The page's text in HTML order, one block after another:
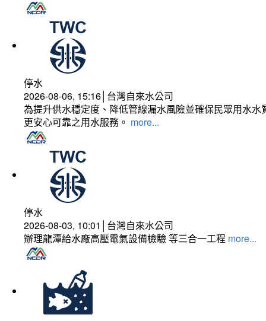
停水
2026-08-06, 15:16│台灣自來水公司
為提升供水穩定度、降低管線漏水風險並確保民眾用水
更安心可靠之用水服務。 more...
停水
2026-08-03, 10:01│台灣自來水公司
辦理龍潭給水廠高壓電氣設備檢驗 等三合一工程 more...